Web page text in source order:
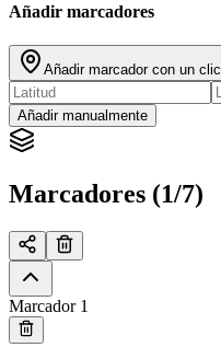
Añadir marcadores
Añadir marcador con un clic
Añadir manualmente
Marcadores (1/7)
Marcador 1